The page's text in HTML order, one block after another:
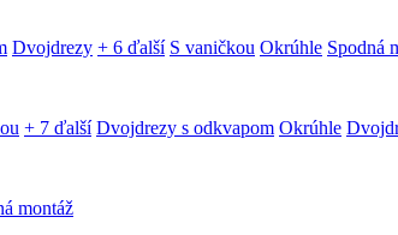
Dvojdrezy + 6 ďalší S vaničkou Okrúhle Spodná
+ 7 ďalší Dvojdrezy s odkvapom Okrúhle
montáž